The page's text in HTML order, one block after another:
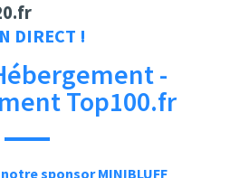
DIRECT !
-
Top100.fr
sponsor MINIBLUFF